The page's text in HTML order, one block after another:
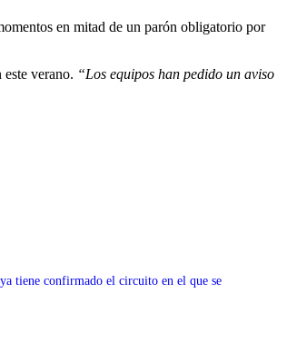
en mitad de un parón obligatorio por
verano. “Los equipos han pedido un aviso
tiene confirmado el circuito en el que se